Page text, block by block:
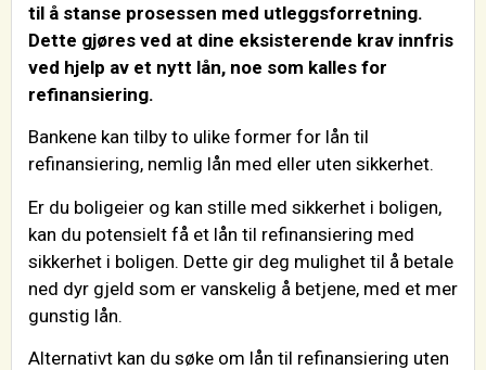
til å stanse prosessen med utleggsforretning.
Dette gjøres ved at dine eksisterende krav innfris
ved hjelp av et nytt lån, noe som kalles for
refinansiering.
Bankene kan tilby to ulike former for lån til
refinansiering, nemlig lån med eller uten sikkerhet.
Er du boligeier og kan stille med sikkerhet i boligen,
kan du potensielt få et lån til refinansiering med
sikkerhet i boligen. Dette gir deg mulighet til å betale
ned dyr gjeld som er vanskelig å betjene, med et mer
gunstig lån.
Alternativt kan du søke om lån til refinansiering uten